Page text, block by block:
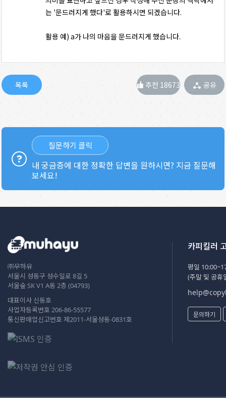
는 '문드러지게 했다'로 활용하시면 되겠습니다.
활용 예) a가 나의 마음을 문드러지게 했습니다.
추천 18673 공유
질문하기 클릭
내 궁금증에 대한 정확한 답변을 원하시면? 지금 질문해
보세요!
㈜무하유
서울시 성동구 성수일로 8길 5
서울숲 SK V1 A동 2층 (04793)
대표이사 신동호
사업자등록번호 206-86-55577
통신판매업신고번호 제2011-서울성동-0831호
카피킬러
평일
(주말 및 공휴
문의하기